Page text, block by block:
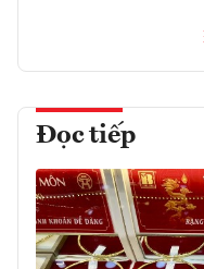
Đọc tiếp